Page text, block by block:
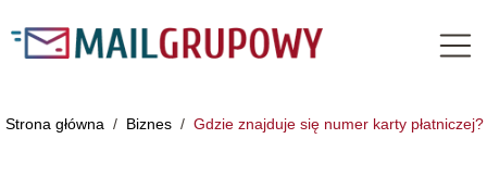
Strona główna / Biznes / Gdzie znajduje się numer karty płatniczej?